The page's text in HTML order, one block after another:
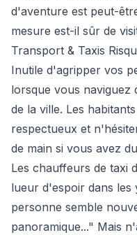
d'aventure est peut-
mesure est-il sûr de
Transport & Taxis
Inutile d'agripper vos
lorsque vous naviguez
de la ville. Les
respectueux et
de main si vous avez
Les chauffeurs de taxi
lueur d'espoir dans les
personne semble
panoramique..." Mais